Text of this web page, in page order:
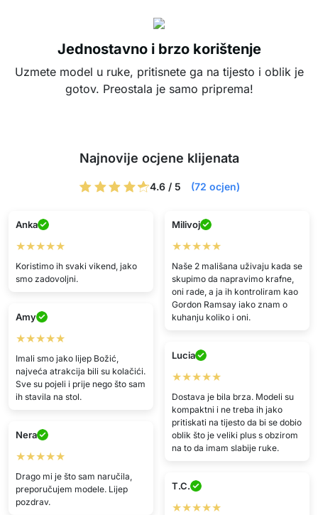
Jednostavno i brzo korištenje
Uzmete model u ruke, pritisnete ga na tijesto i oblik je
gotov. Preostala je samo priprema!
Najnovije ocjene klijenata
4.6 / 5 (72 ocjen)
Anka
★★★★★
Koristimo ih svaki vikend, jako
smo zadovoljni.
Milivoj
★★★★★
Naše 2 mališana uživaju kada se
skupimo da napravimo krafne,
oni rade, a ja ih kontroliram kao
Gordon Ramsay iako znam o
kuhanju koliko i oni.
Amy
★★★★★
Imali smo jako lijep Božić,
najveća atrakcija bili su kolačići.
Sve su pojeli i prije nego što sam
ih stavila na stol.
Lucia
★★★★★
Dostava je bila brza. Modeli su
kompaktni i ne treba ih jako
pritiskati na tijesto da bi se dobio
oblik što je veliki plus s obzirom
na to da imam slabije ruke.
Nera
★★★★★
Drago mi je što sam naručila,
preporučujem modele. Lijep
pozdrav.
T.C.
★★★★★